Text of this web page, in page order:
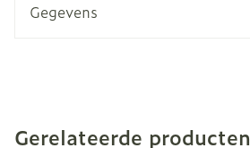
Gegevens
Gerelateerde producten